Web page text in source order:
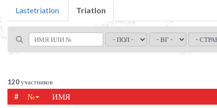
Lastetriatlon Triatlon
120участников
# № ИМЯ